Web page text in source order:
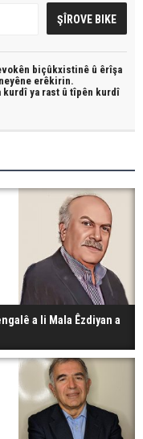
biçûkxistinê û êrîşa
erêkirin.
kurdî ya rast û tîpên kurdî
a li Mala Êzdiyan a